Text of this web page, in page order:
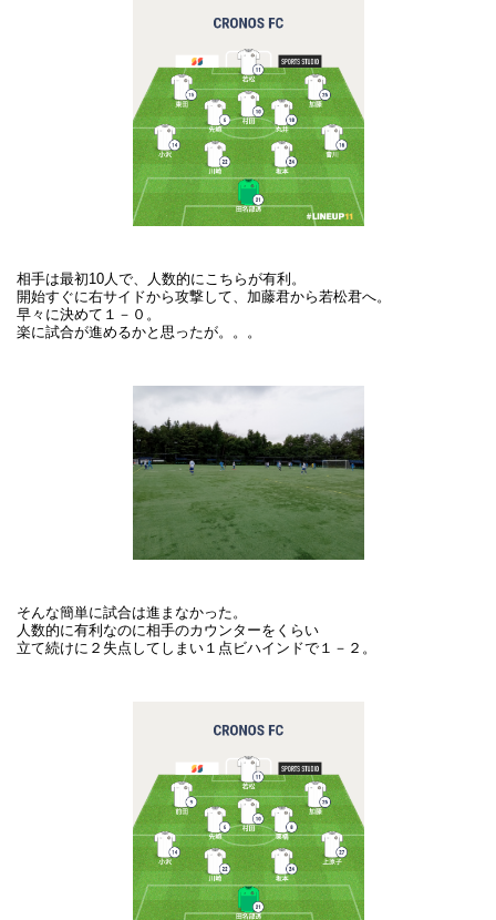
相手は最初10人で、人数的にこちらが有利。
開始すぐに右サイドから攻撃して、加藤君から若松君へ。
早々に決めて１－０。
楽に試合が進めるかと思ったが。。。
そんな簡単に試合は進まなかった。
人数的に有利なのに相手のカウンターをくらい
立て続けに２失点してしまい１点ビハインドで１－２。